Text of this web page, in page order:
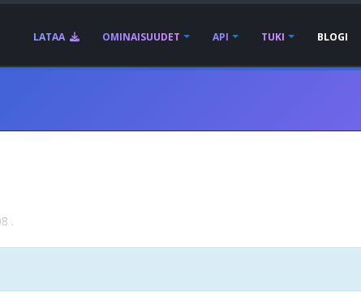
LATAA OMINAISUUDET API TUKI BLOGI
.